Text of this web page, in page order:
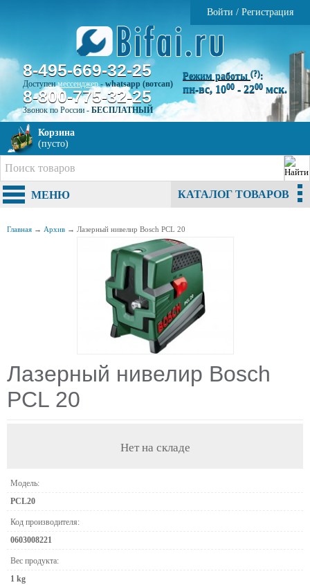
Войти / Регистрация
8-495-669-32-25
Доступенмессенджер-whatsapp (вотсап)
8-800-775-32-25
Звонок по России - БЕСПЛАТНЫЙ
Режим работы (?):
пн-вс, 1000 - 2200 мск.
Корзина
(пусто)
МЕНЮ КАТАЛОГ ТОВАРОВ
Главная → Архив → Лазерный нивелир Bosch PCL 20
Лазерный нивелир Bosch
PCL 20
Нет на складе
Модель:
PCL20
Код производителя:
0603008221
Вес продукта:
1 kg